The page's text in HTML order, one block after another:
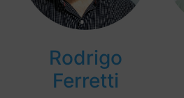
Rodrigo
Ferretti